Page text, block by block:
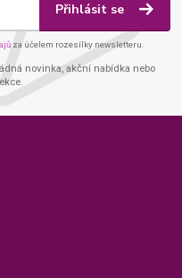
Přihlásit se
za účelem rozesílky newsletteru.
novinka, akční nabídka nebo